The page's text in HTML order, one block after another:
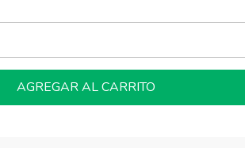
AGREGAR AL CARRITO